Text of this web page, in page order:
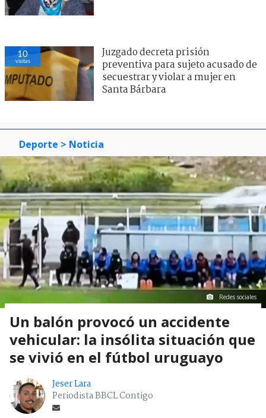
10
visitas
Juzgado decreta prisión
preventiva para sujeto acusado de
secuestrar y violar a mujer en
Santa Bárbara
Deporte > Noticia
Redes sociales
Un balón provocó un accidente
vehicular: la insólita situación que
se vivió en el fútbol uruguayo
Jeser Lara
Periodista BBCL Contigo